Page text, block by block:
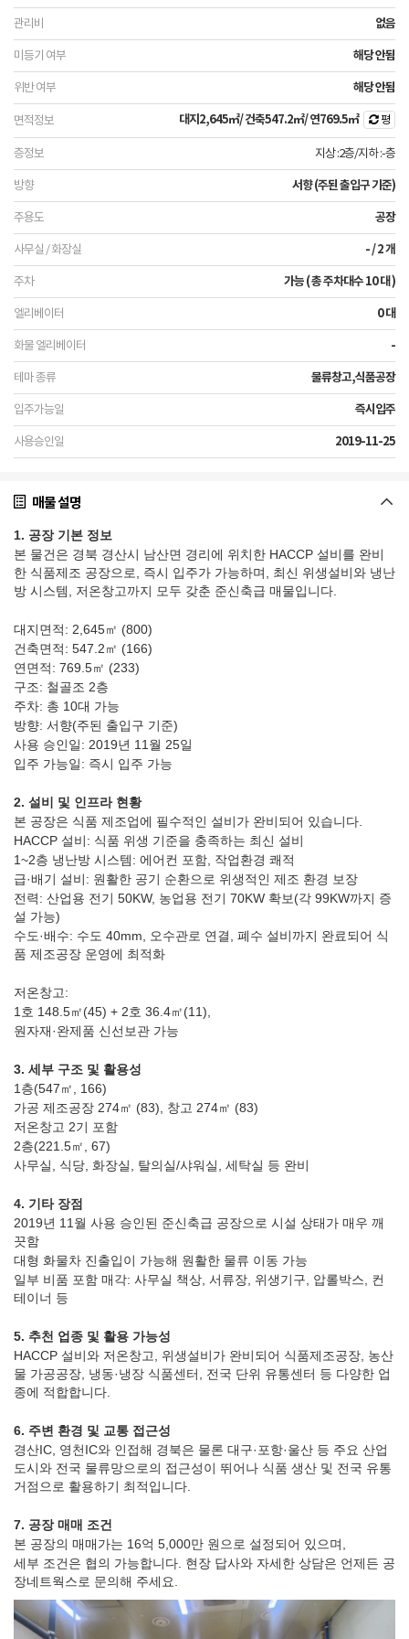
없음
해당 안됨
해당 안됨
대지 2,645㎡/ 건축547.2㎡/ 연769.5㎡ 평
지상 :2층/지하 :-층
서향 (주된 출입구 기준)
공장
- / 2 개
가능 ( 총 주차대수 10 대 )
0 대
-
물류창고,식품공장
즉시입주
2019-11-25
매물 설명
1. 공장 기본 정보
본 물건은 경북 경산시 남산면 경리에 위치한 HACCP 설비를 완비
한 식품제조 공장으로, 즉시 입주가 가능하며, 최신 위생설비와 냉난
방 시스템, 저온창고까지 모두 갖춘 준신축급 매물입니다.
대지면적: 2,645㎡ (800)
건축면적: 547.2㎡ (166)
연면적: 769.5㎡ (233)
구조: 철골조 2층
주차: 총 10대 가능
방향: 서향(주된 출입구 기준)
사용 승인일: 2019년 11월 25일
입주 가능일: 즉시 입주 가능
2. 설비 및 인프라 현황
본 공장은 식품 제조업에 필수적인 설비가 완비되어 있습니다.
HACCP 설비: 식품 위생 기준을 충족하는 최신 설비
1~2층 냉난방 시스템: 에어컨 포함, 작업환경 쾌적
급·배기 설비: 원활한 공기 순환으로 위생적인 제조 환경 보장
전력: 산업용 전기 50KW, 농업용 전기 70KW 확보(각 99KW까지 증
설 가능)
수도·배수: 수도 40mm, 오수관로 연결, 폐수 설비까지 완료되어 식
품 제조공장 운영에 최적화
저온창고:
1호 148.5㎡(45) + 2호 36.4㎡(11),
원자재·완제품 신선보관 가능
3. 세부 구조 및 활용성
1층(547㎡, 166)
가공 제조공장 274㎡ (83), 창고 274㎡ (83)
저온창고 2기 포함
2층(221.5㎡, 67)
사무실, 식당, 화장실, 탈의실/샤워실, 세탁실 등 완비
4. 기타 장점
2019년 11월 사용 승인된 준신축급 공장으로 시설 상태가 매우 깨
끗함
대형 화물차 진출입이 가능해 원활한 물류 이동 가능
일부 비품 포함 매각: 사무실 책상, 서류장, 위생기구, 압롤박스, 컨
테이너 등
5. 추천 업종 및 활용 가능성
HACCP 설비와 저온창고, 위생설비가 완비되어 식품제조공장, 농산
물 가공공장, 냉동·냉장 식품센터, 전국 단위 유통센터 등 다양한 업
종에 적합합니다.
6. 주변 환경 및 교통 접근성
경산IC, 영천IC와 인접해 경북은 물론 대구·포항·울산 등 주요 산업
도시와 전국 물류망으로의 접근성이 뛰어나 식품 생산 및 전국 유통
거점으로 활용하기 최적입니다.
7. 공장 매매 조건
본 공장의 매매가는 16억 5,000만 원으로 설정되어 있으며,
세부 조건은 협의 가능합니다. 현장 답사와 자세한 상담은 언제든 공
장네트웍스로 문의해 주세요.